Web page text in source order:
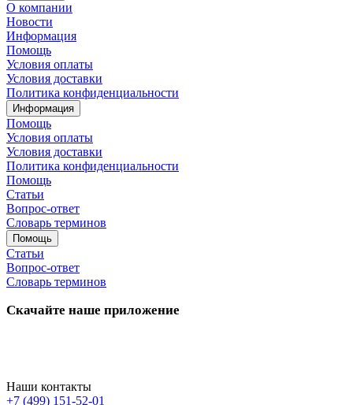
О компании
Новости
Информация
Помощь
Условия оплаты
Условия доставки
Политика конфиденциальности
Информация
Помощь
Условия оплаты
Условия доставки
Политика конфиденциальности
Помощь
Статьи
Вопрос-ответ
Словарь терминов
Помощь
Статьи
Вопрос-ответ
Словарь терминов
Скачайте наше приложение
Наши контакты
+7 (499) 151-52-01